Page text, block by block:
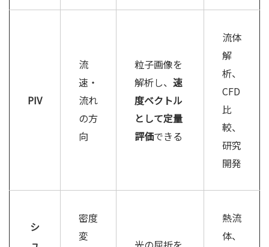
PIV
流
速・
流れ
の方
向
粒子画像を
解析し、 速
度ベクトル
として定量
評価できる
流体
解
析、
CFD
比
較、
研究
開発
シ
密度
変
熱流
体、